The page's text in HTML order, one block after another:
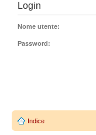
Login
Nome utente:
Password:
Indice